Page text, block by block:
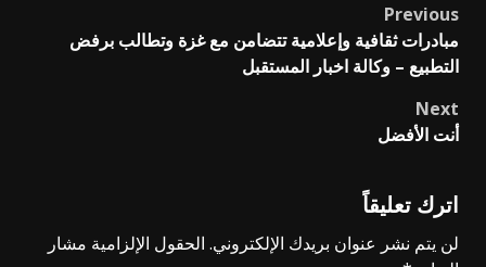
Post
navigation
Previous
مبادرات ثقافية وإعلامية تتضامن مع غزة وتطالب برفض
التطبيع – وكالة اخبار المستقبل
Next
أنت الأفضل
اترك تعليقاً
لن يتم نشر عنوان بريدك الإلكتروني. الحقول الإلزامية مشار